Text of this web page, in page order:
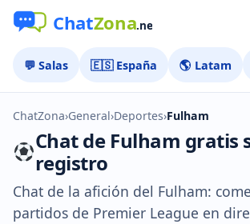
💬 Salas 🇪🇸 España 🌎 Latam
ChatZona›General›Deportes›Fulham
Chat de Fulham gratis
registro
Chat de la afición del Fulham:
partidos de Premier League en